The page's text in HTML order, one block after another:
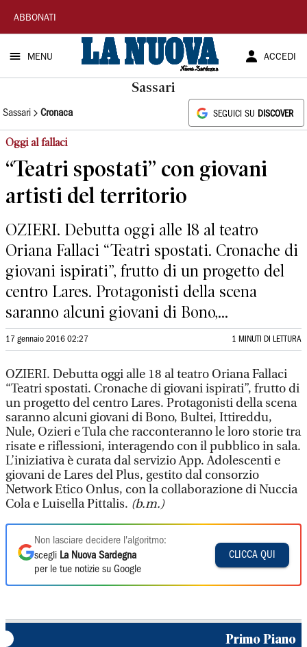
La
Nuova
Sardegna
ABBONATI
MENU ACCEDI
Sassari
Sassari Cronaca SEGUICI SU DISCOVER
Oggi al fallaci
“Teatri spostati” con giovani
artisti del territorio
OZIERI. Debutta oggi alle 18 al teatro
Oriana Fallaci “Teatri spostati. Cronache di
giovani ispirati”, frutto di un progetto del
centro Lares. Protagonisti della scena
saranno alcuni giovani di Bono,...
17 gennaio 2016 02:27 1 MINUTI DI LETTURA
OZIERI. Debutta oggi alle 18 al teatro Oriana Fallaci
“Teatri spostati. Cronache di giovani ispirati”, frutto di
un progetto del centro Lares. Protagonisti della scena
saranno alcuni giovani di Bono, Bultei, Ittireddu,
Nule, Ozieri e Tula che racconteranno le loro storie tra
risate e riflessioni, interagendo con il pubblico in sala.
L’iniziativa è curata dal servizio App. Adolescenti e
giovani de Lares del Plus, gestito dal consorzio
Network Etico Onlus, con la collaborazione di Nuccia
Cola e Luisella Pittalis. (b.m.)
Non lasciare decidere l'algoritmo:
scegli La Nuova Sardegna
per le tue notizie su Google
CLICCA QUI
Primo Piano